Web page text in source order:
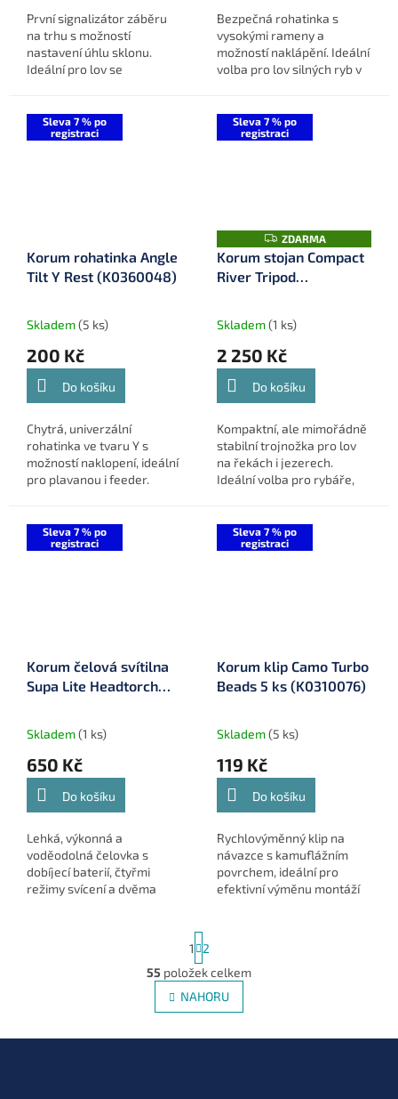
První signalizátor záběru
na trhu s možností
nastavení úhlu sklonu.
Ideální pro lov se
Bezpečná rohatinka s
vysokými rameny a
možností naklápění. Ideální
volba pro lov silných ryb v
Sleva 7 % po
registraci
Korum rohatinka Angle
Tilt Y Rest (K0360048)
Skladem(5 ks)
200 Kč
Do košíku
Chytrá, univerzální
rohatinka ve tvaru Y s
možností naklopení, ideální
pro plavanou i feeder.
Sleva 7 % po
registraci
Z
D
A
R
ZDARMA
Korum stojan Compact
River Tripod
Skladem(1 ks)
2 250 Kč
Do košíku
Kompaktní, ale mimořádně
stabilní trojnožka pro lov
na řekách i jezerech.
Ideální volba pro rybáře,
terénu.
Sleva 7 % po
registraci
Korum čelová svítilna
Supa Lite Headtorch
Skladem(1 ks)
650 Kč
Do košíku
Lehká, výkonná a
voděodolná čelovka s
dobíjecí baterií, čtyřmi
režimy svícení a dvěma
Sleva 7 % po
registraci
Korum klip Camo Turbo
Beads 5 ks (K0310076)
Skladem(5 ks)
119 Kč
Do košíku
Rychlovýměnný klip na
návazce s kamuflážním
povrchem, ideální pro
efektivní výměnu montáží
O
v
l
t
r
á
n
k
1
2
55 položek celkem
NAHORU